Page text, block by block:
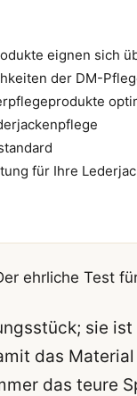
eignen sich
der DM-
für Ihre
ehrliche Test
sie
das
das teure